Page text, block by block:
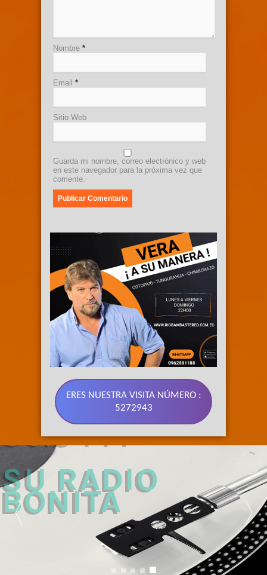
Nombre *
Email *
Sitio Web
Guarda mi nombre, correo electrónico y web
en este navegador para la próxima vez que
comente.
ERES NUESTRA VISITA NÚMERO :
5272943
89.3 FM
SU RADIO
BONITA